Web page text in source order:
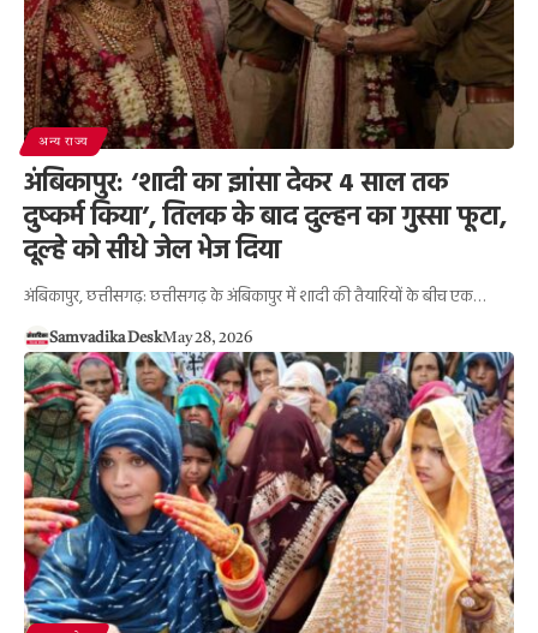
अन्य राज्य
अंबिकापुर: ‘शादी का झांसा देकर 4 साल तक
दुष्कर्म किया’, तिलक के बाद दुल्हन का गुस्सा फूटा,
दूल्हे को सीधे जेल भेज दिया
अंबिकापुर, छत्तीसगढ़: छत्तीसगढ़ के अंबिकापुर में शादी की तैयारियों के बीच एक…
Samvadika DeskMay 28, 2026